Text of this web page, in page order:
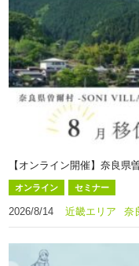
【オンライン開催】奈良
オンライン セミナー
2026/8/14 近畿エリア 奈